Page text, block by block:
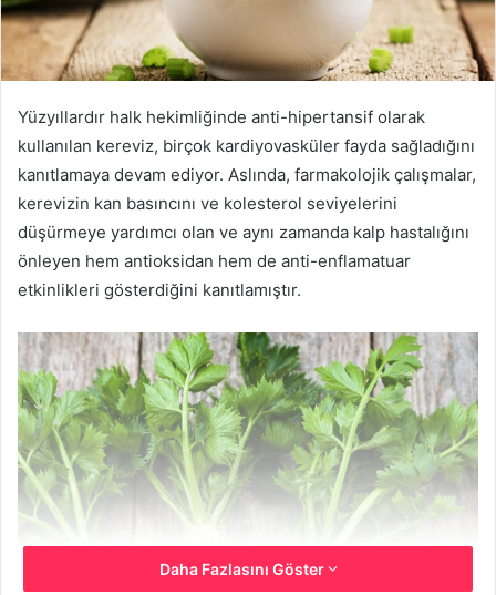
Yüzyıllardır halk hekimliğinde anti-hipertansif olarak
kullanılan kereviz, birçok kardiyovasküler fayda sağladığını
kanıtlamaya devam ediyor. Aslında, farmakolojik çalışmalar,
kerevizin kan basıncını ve kolesterol seviyelerini
düşürmeye yardımcı olan ve aynı zamanda kalp hastalığını
önleyen hem antioksidan hem de anti-enflamatuar
etkinlikleri gösterdiğini kanıtlamıştır.
Daha Fazlasını Göster